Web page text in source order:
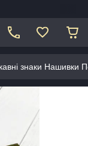
знаки Нашивки